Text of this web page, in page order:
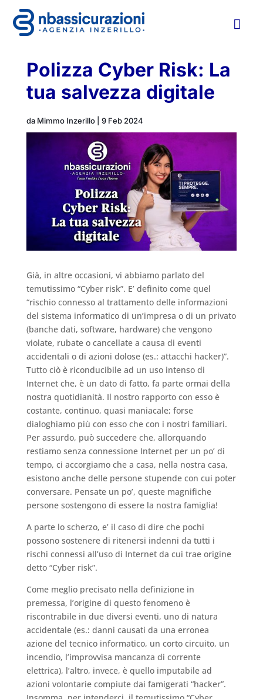

Polizza Cyber Risk: La
tua salvezza digitale
da Mimmo Inzerillo| 9 Feb 2024
Già, in altre occasioni, vi abbiamo parlato del
temutissimo “Cyber risk”. E’ definito come quel
“rischio connesso al trattamento delle informazioni
del sistema informatico di un’impresa o di un privato
(banche dati, software, hardware) che vengono
violate, rubate o cancellate a causa di eventi
accidentali o di azioni dolose (es.: attacchi hacker)”.
Tutto ciò è riconducibile ad un uso intenso di
Internet che, è un dato di fatto, fa parte ormai della
nostra quotidianità. Il nostro rapporto con esso è
costante, continuo, quasi maniacale; forse
dialoghiamo più con esso che con i nostri familiari.
Per assurdo, può succedere che, allorquando
restiamo senza connessione Internet per un po’ di
tempo, ci accorgiamo che a casa, nella nostra casa,
esistono anche delle persone stupende con cui poter
conversare. Pensate un po’, queste magnifiche
persone sostengono di essere la nostra famiglia!
A parte lo scherzo, e’ il caso di dire che pochi
possono sostenere di ritenersi indenni da tutti i
rischi connessi all’uso di Internet da cui trae origine
detto “Cyber risk”.
Come meglio precisato nella definizione in
premessa, l’origine di questo fenomeno è
riscontrabile in due diversi eventi, uno di natura
accidentale (es.: danni causati da una erronea
azione del tecnico informatico, un corto circuito, un
incendio, l’improvvisa mancanza di corrente
elettrica), l’altro, invece, è quello imputabile ad
azioni volontarie compiute dai famigerati “hacker”.